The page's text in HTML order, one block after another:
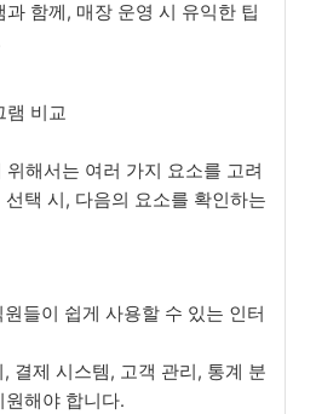
함께, 매장 운영 시 유익한 팁
램 비교
해서는 여러 가지 요소를 고려
택 시, 다음의 요소를 확인하는
원들이 쉽게 사용할 수 있는 인터
, 결제 시스템, 고객 관리, 통계 분
해야 합니다.